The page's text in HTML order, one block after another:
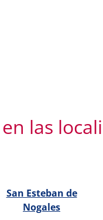
las
San Esteban de
Nogales